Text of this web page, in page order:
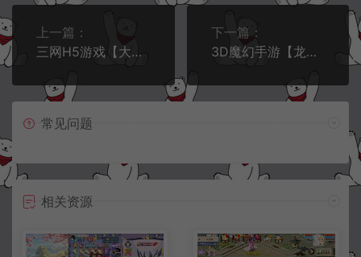
上一篇：
三网H5游戏【大圣取经之梦幻江湖H5超变版】12月最新整理Linux手工服务端+多区跨服+GM分级授权后台+详细搭建教程+视频教程
下一篇：
3D魔幻手游【龙族世界修复版】12月最新整理Linux手工服务端+清邮件+清包+CDK授权后台+GM新版授权后台+安卓苹果双端+详细搭建教程+视频教程
常见问题
相关资源